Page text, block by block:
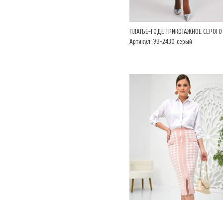
ПЛАТЬЕ-ГОДЕ ТРИКОТАЖНОЕ СЕРОГО
Артикул: УВ-2430_серый